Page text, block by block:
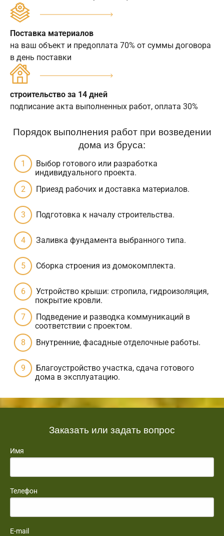
Поставка материалов
на ваш объект и предоплата 70% от суммы договора
в день поставки
строительство за 14 дней
подписание акта выполненных работ, оплата 30%
Порядок выполнения работ при возведении
дома из бруса:
Выбор готового или разработка
индивидуального проекта.
Приезд рабочих и доставка материалов.
Подготовка к началу строительства.
Заливка фундамента выбранного типа.
Сборка строения из домокомплекта.
Устройство крыши: стропила, гидроизоляция,
покрытие кровли.
Подведение и разводка коммуникаций в
соответствии с проектом.
Внутренние, фасадные отделочные работы.
Благоустройство участка, сдача готового
дома в эксплуатацию.
Заказать или задать вопрос
Имя
Телефон
E-mail